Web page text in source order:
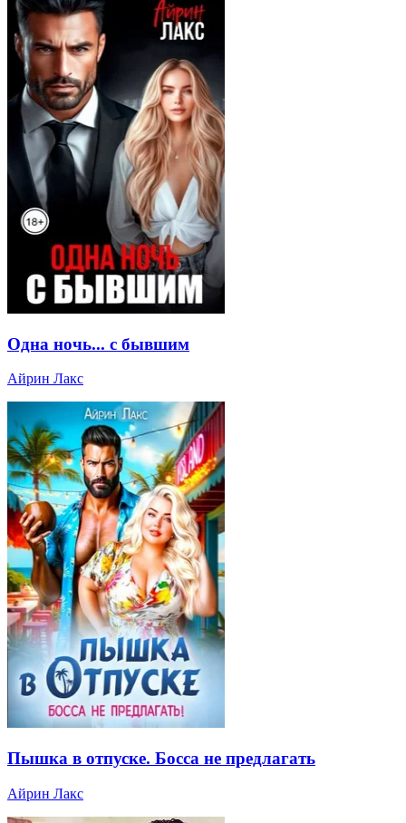
Одна ночь... с бывшим
Айрин Лакс
Пышка в отпуске. Босса не предлагать
Айрин Лакс